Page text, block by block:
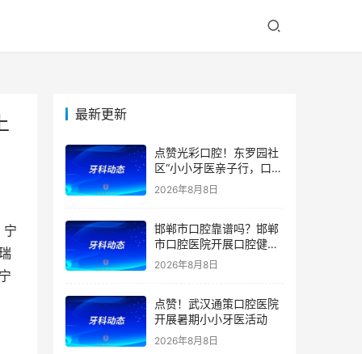
宁
最新更新
点赞光彩口腔！东罗园社
区“小小牙医亲子行，口腔
健康伴成长”亲子活动
2026年8月8日
邯郸市口腔靠谱吗？邯郸
市口腔医院开展口腔健康
宣教公益活动
2026年8月8日
点赞！武汉通策口腔医院
开展暑期小小牙医活动
2026年8月8日